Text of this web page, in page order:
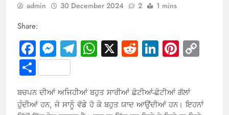
admin 30 December 2024 2 1 mins
Share:
Facebook
Messenger
Telegram
WhatsApp
X RedditLinkedIn
Share
ਬਚਪਨ ਦੀਆਂ ਅਜਿਹੀਆਂ ਬਹੁਤ ਸਾਰੀਆਂ ਛੋਟੀਆਂ-ਛੋਟੀਆਂ ਗੱਲਾਂ
ਹੁੰਦੀਆਂ ਹਨ, ਜੋ ਸਾਨੂੰ ਵੱਡੇ ਹੋ ਕੇ ਬਹੁਤ ਯਾਦ ਆਉਂਦੀਆਂ ਹਨ। ਇਹਨਾਂ